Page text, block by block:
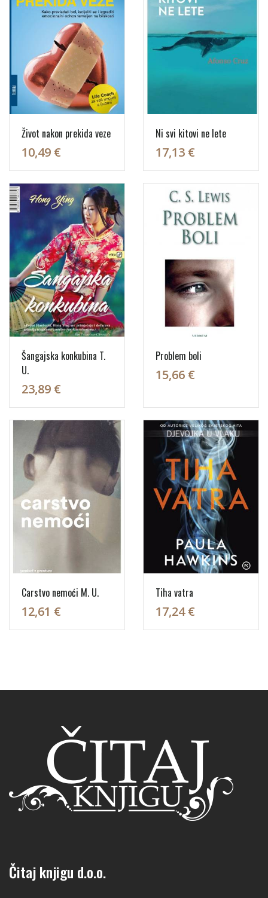
Život nakon prekida veze
10,49 €
Ni svi kitovi ne lete
17,13 €
Šangajska konkubina T.
U.
23,89 €
Problem boli
15,66 €
Carstvo nemoći M. U.
12,61 €
Tiha vatra
17,24 €
Čitaj knjigu d.o.o.